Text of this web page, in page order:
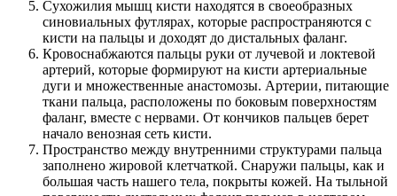
Сухожилия мышц кисти находятся в своеобразных
синовиальных футлярах, которые распространяются с
кисти на пальцы и доходят до дистальных фаланг.
Кровоснабжаются пальцы руки от лучевой и локтевой
артерий, которые формируют на кисти артериальные
дуги и множественные анастомозы. Артерии, питающие
ткани пальца, расположены по боковым поверхностям
фаланг, вместе с нервами. От кончиков пальцев берет
начало венозная сеть кисти.
Пространство между внутренними структурами пальца
заполнено жировой клетчаткой. Снаружи пальцы, как и
большая часть нашего тела, покрыты кожей. На тыльной